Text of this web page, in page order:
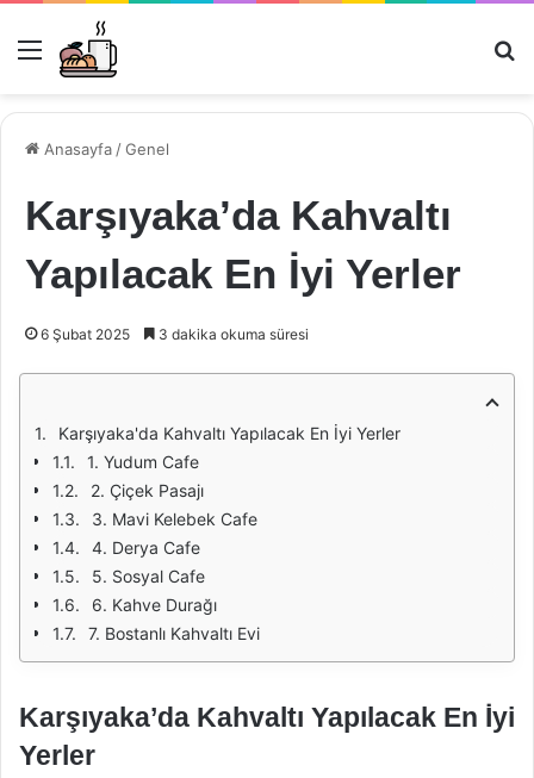
Menü
Anasayfa /Genel
Karşıyaka’da Kahvaltı
Yapılacak En İyi Yerler
6 Şubat 2025 3 dakika okuma süresi
Karşıyaka'da Kahvaltı Yapılacak En İyi Yerler
1. Yudum Cafe
2. Çiçek Pasajı
3. Mavi Kelebek Cafe
4. Derya Cafe
5. Sosyal Cafe
6. Kahve Durağı
7. Bostanlı Kahvaltı Evi
Karşıyaka’da Kahvaltı Yapılacak En İyi
Yerler